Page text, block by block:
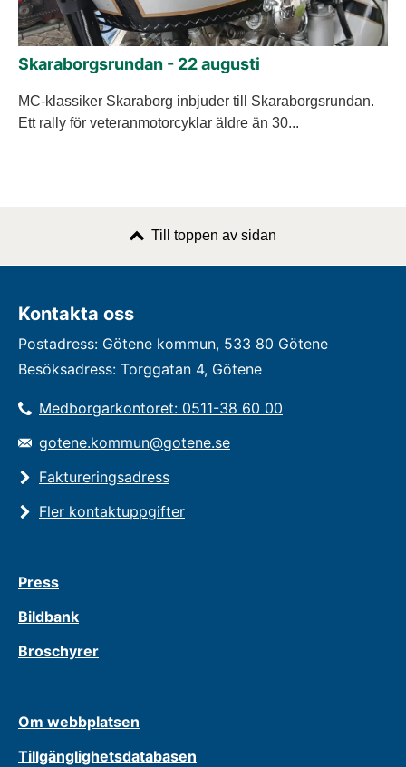
Skaraborgsrundan - 22 augusti
MC-klassiker Skaraborg inbjuder till Skaraborgsrundan.
Ett rally för veteranmotorcyklar äldre än 30...
Till toppen av sidan
Kontakta oss
Postadress: Götene kommun, 533 80 Götene
Besöksadress: Torggatan 4, Götene
Medborgarkontoret: 0511-38 60 00
gotene.kommun@gotene.se
Faktureringsadress
Fler kontaktuppgifter
Press
Bildbank
Broschyrer
Om webbplatsen
Tillgänglighetsdatabasen